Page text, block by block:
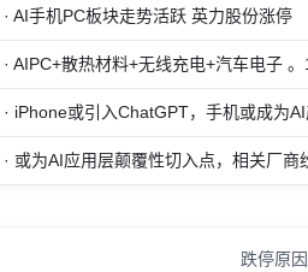
AI手机PC板块走势活跃 英力股份涨停
AIPC+散热材料+无线充电+汽车电子
iPhone或引入ChatGPT，手机或成为
或为AI应用层颠覆性切入点，相关厂商
跌停原因